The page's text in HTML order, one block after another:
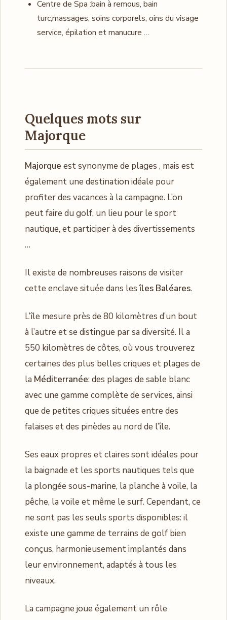
Centre de Spa :bain à remous, bain
turc,massages, soins corporels, oins du visage
service, épilation et manucure …
Quelques mots sur
Majorque
Majorque est synonyme de plages , mais est
également une destination idéale pour
profiter des vacances à la campagne. L’on
peut faire du golf, un lieu pour le sport
nautique, et participer à des divertissements
…
Il existe de nombreuses raisons de visiter
cette enclave située dans lesîles Baléares.
L’île mesure près de 80 kilomètres d’un bout
à l’autre et se distingue par sa diversité. Il a
550 kilomètres de côtes, où vous trouverez
certaines des plus belles criques et plages de
la Méditerranée: des plages de sable blanc
avec une gamme complète de services, ainsi
que de petites criques situées entre des
falaises et des pinèdes au nord de l’île.
Ses eaux propres et claires sont idéales pour
la baignade et les sports nautiques tels que
la plongée sous-marine, la planche à voile, la
pêche, la voile et même le surf. Cependant, ce
ne sont pas les seuls sports disponibles: il
existe une gamme de terrains de golf bien
conçus, harmonieusement implantés dans
leur environnement, adaptés à tous les
niveaux.
La campagne joue également un rôle